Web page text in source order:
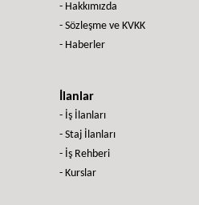
- Hakkımızda
- Sözleşme ve KVKK
- Haberler
İlanlar
- İş İlanları
- Staj İlanları
- İş Rehberi
- Kurslar